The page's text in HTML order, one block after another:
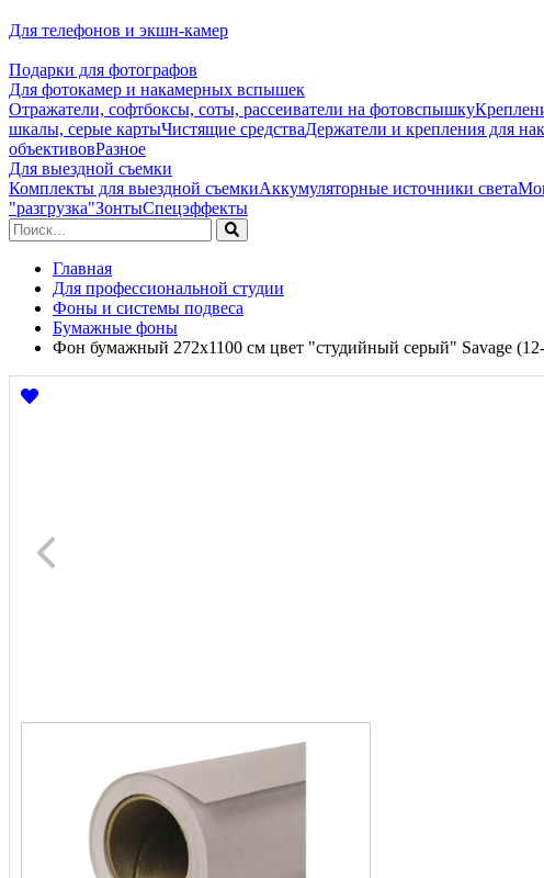
Для телефонов и экшн-камер
Подарки для фотографов
Для фотокамер и накамерных вспышек
Отражатели, софтбоксы, соты, рассеиватели на фотовспышку
шкалы, серые картыЧистящие средстваДержатели и крепления для
объективовРазное
Для выездной съемки
Комплекты для выездной съемкиАккумуляторные источники света
"разгрузка"ЗонтыСпецэффекты
Главная
Для профессиональной студии
Фоны и системы подвеса
Бумажные фоны
Фон бумажный 272x1100 см цвет "студийный серый" Savage